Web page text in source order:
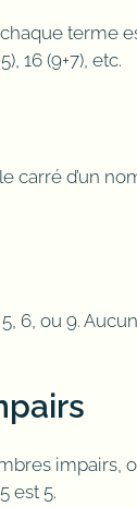
terme
16 (9+7), etc.
carré d’un
6, ou 9.
impairs,
est 5.